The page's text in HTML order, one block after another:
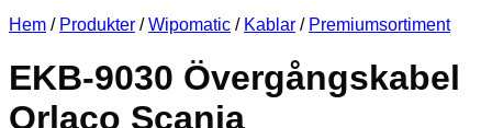
Hem / Produkter / Wipomatic / Kablar / Premiumsortiment
EKB-9030 Övergångskabel
Orlaco Scania